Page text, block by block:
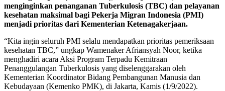
menginginkan penanganan Tuberkulosis (TBC) dan pelayanan
kesehatan maksimal bagi Pekerja Migran Indonesia (PMI)
menjadi prioritas dari Kementerian Ketenagakerjaan.
“Kita ingin seluruh PMI selalu mendapatkan prioritas pemeriksaan
kesehatan TBC,” ungkap Wamenaker Afriansyah Noor, ketika
menghadiri acara Aksi Program Terpadu Kemitraan
Penanggulangan Tuberkulosis yang diselenggarakan oleh
Kementerian Koordinator Bidang Pembangunan Manusia dan
Kebudayaan (Kemenko PMK), di Jakarta, Kamis (1/9/2022).